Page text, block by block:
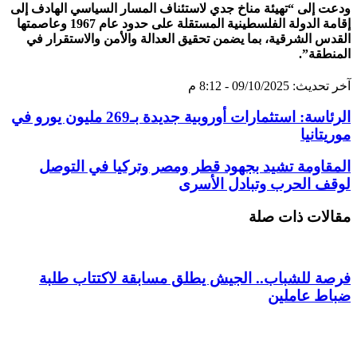
ودعت إلى “تهيئة مناخ جدي لاستئناف المسار السياسي الهادف إلى
إقامة الدولة الفلسطينية المستقلة على حدود عام 1967 وعاصمتها
القدس الشرقية، بما يضمن تحقيق العدالة والأمن والاستقرار في
المنطقة”.
آخر تحديث: 09/10/2025 - 8:12 م
الرئاسة: استثمارات أوروبية جديدة بـ269 مليون يورو في
موريتانيا
المقاومة تشيد بجهود قطر ومصر وتركيا في التوصل
لوقف الحرب وتبادل الأسرى
مقالات ذات صلة
فرصة للشباب.. الجيش يطلق مسابقة لاكتتاب طلبة
ضباط عاملين